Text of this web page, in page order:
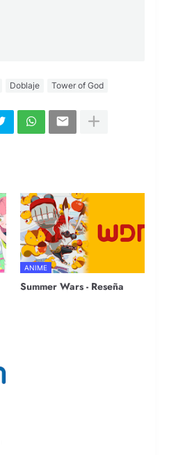
Doblaje Tower of God
ANIME
Summer Wars - Reseña